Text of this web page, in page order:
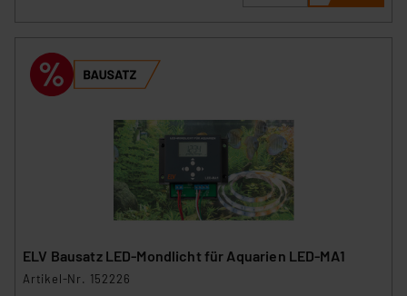
ELV Bausatz LED-Mondlicht für Aquarien LED-MA1
Artikel-Nr. 152226